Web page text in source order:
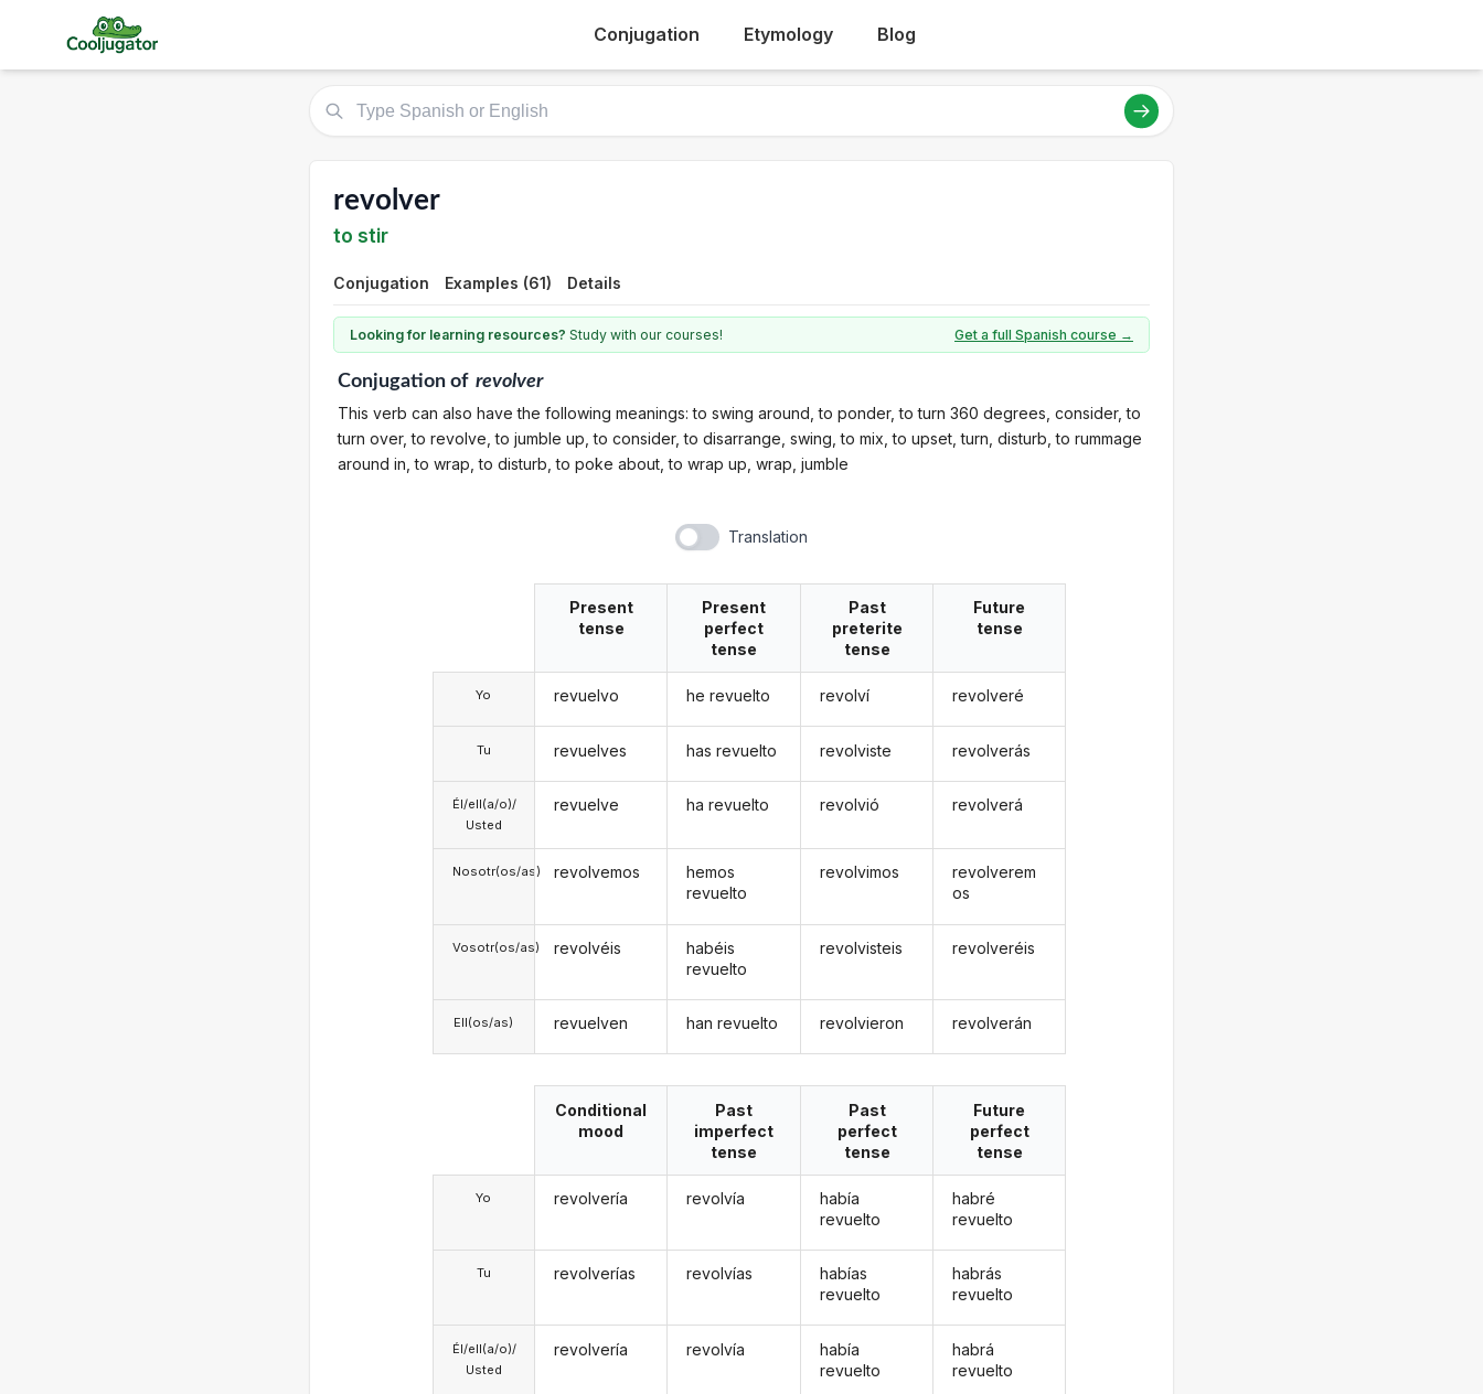
Conjugation Etymology Blog
revolver
to stir
Conjugation Examples (61) Details
Looking for learning resources? Study with our courses! Get a full Spanish course →
Conjugationof revolver
This verb can also have the following meanings: to swing around, to ponder, to turn 360 degrees, consider, to
turn over, to revolve, to jumble up, to consider, to disarrange, swing, to mix, to upset, turn, disturb, to rummage
around in, to wrap, to disturb, to poke about, to wrap up, wrap, jumble
Translation
Yo
Tu
Él/ell(a/o)/
Usted
Nosotr(os/as)
Vosotr(os/as)
Ell(os/as)
Present
tense
revuelvo
revuelves
revuelve
revolvemos
revolvéis
revuelven
Present
perfect
tense
he revuelto
has revuelto
ha revuelto
hemos
revuelto
habéis
revuelto
han revuelto
Past
preterite
tense
revolví
revolviste
revolvió
revolvimos
revolvisteis
revolvieron
Future
tense
revolveré
revolverás
revolverá
revolverem
os
revolveréis
revolverán
Yo
Tu
Él/ell(a/o)/
Usted
Conditional
mood
revolvería
revolverías
revolvería
Past
imperfect
tense
revolvía
revolvías
revolvía
Past
perfect
tense
había
revuelto
habías
revuelto
había
revuelto
Future
perfect
tense
habré
revuelto
habrás
revuelto
habrá
revuelto